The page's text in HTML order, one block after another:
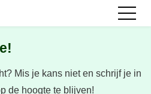
Mis je kans niet en schrijf je in
de hoogte te blijven!